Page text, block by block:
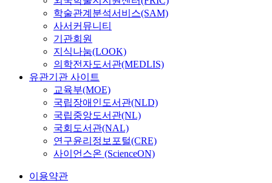
학술관계분석서비스(SAM)
사서커뮤니티
기관회원
지식나눔(LOOK)
의학전자도서관(MEDLIS)
유관기관 사이트
교육부(MOE)
국립장애인도서관(NLD)
국립중앙도서관(NL)
국회도서관(NAL)
연구윤리정보포털(CRE)
사이언스온 (ScienceON)
이용약관